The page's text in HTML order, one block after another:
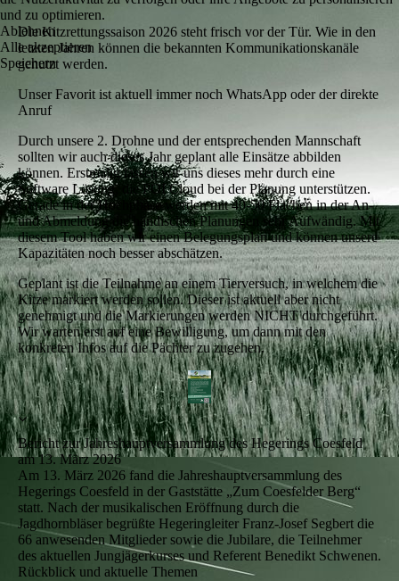
Die Kitzrettungssaison 2026 steht frisch vor der Tür. Wie in den
letzten Jahren können die bekannten Kommunikationskanäle
genutzt werden.
Unser Favorit ist aktuell immer noch WhatsApp oder der direkte
Anruf
Durch unsere 2. Drohne und der entsprechenden Mannschaft
sollten wir auch dieses Jahr geplant alle Einsätze abbilden
können. Erstmalig lassen wir uns dieses mehr durch eine
Software Lösung, die POI Cloud bei der Planung unterstützen.
Gerade in der Hochphase werden mit 40-50 Flächen in der An-
und Abmeldung die händischen Planungen sehr Aufwändig. Mit
diesem Tool haben wir einen Belegungsplan und können unsere
Kapazitäten noch besser abschätzen.
Geplant ist die Teilnahme an einem Tierversuch, in welchem die
Kitze markiert werden sollen. Dieser ist aktuell aber nicht
genehmigt und die Markierungen werden NICHT durchgeführt.
Wir warten erst auf eine Bewilligung, um dann mit den
konkreten Infos auf die Pächter zu zugehen.
Bericht zur Jahreshauptversammlung des Hegerings Coesfeld
am 13. März 2026
Am 13. März 2026 fand die Jahreshauptversammlung des
Hegerings Coesfeld in der Gaststätte „Zum Coesfelder Berg“
statt. Nach der musikalischen Eröffnung durch die
Jagdhornbläser begrüßte Hegeringleiter Franz‑Josef Segbert die
66 anwesenden Mitglieder sowie die Jubilare, die Teilnehmer
des aktuellen Jungjägerkurses und Referent Benedikt Schwenen.
Rückblick und aktuelle Themen
und zu optimieren.
Ablehnen
Alle akzeptieren
Speichern